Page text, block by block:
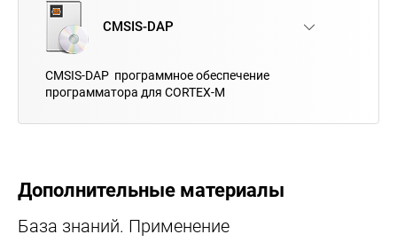
CMSIS-DAP
CMSIS-DAP программное обеспечение
программатора для CORTEX-M
Дополнительные материалы
База знаний. Применение